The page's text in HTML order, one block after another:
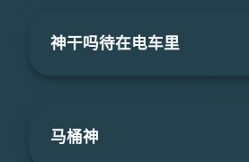
神干吗待在电车里
马桶神